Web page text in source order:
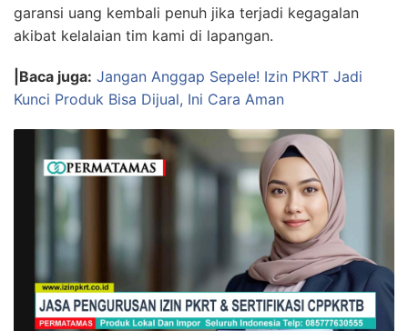
garansi uang kembali penuh jika terjadi kegagalan
akibat kelalaian tim kami di lapangan.
|Baca juga: Jangan Anggap Sepele! Izin PKRT Jadi
Kunci Produk Bisa Dijual, Ini Cara Aman